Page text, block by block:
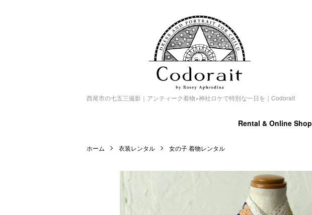
西尾市の七五三撮影｜アンティーク着物×神社ロケで特別な一日を｜Codorait
Rental & Online Shop
ホーム 衣装レンタル 女の子 着物レンタル